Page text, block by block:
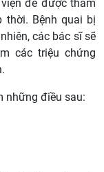
để được thăm
thời. Bệnh quai bị
các bác sĩ sẽ
các triệu chứng
những điều sau: